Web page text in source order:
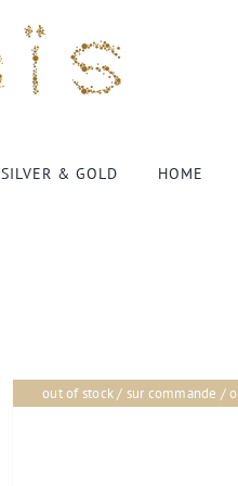
SILVER & GOLD HOME
out of stock / sur commande /